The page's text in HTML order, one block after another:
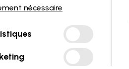
nécessaire